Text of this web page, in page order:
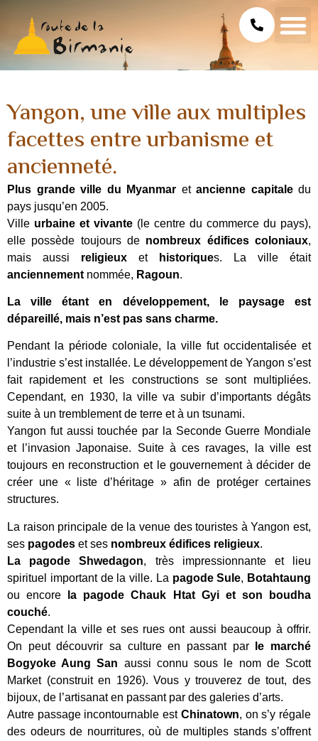
Yangon, une ville aux multiples
facettes entre urbanisme et
ancienneté.
Plus grande ville du Myanmar et ancienne capitaledu
pays jusqu’en 2005.
Ville urbaine et vivante (le centre du commerce du pays),
elle possède toujours de nombreux édifices coloniaux,
mais aussi religieux et historiques. La ville était
anciennement nommée, Ragoun.
La ville étant en développement, le paysage est
dépareillé, mais n’est pas sans charme.
Pendant la période coloniale, la ville fut occidentalisée et
l’industrie s’est installée. Le développement de Yangon s’est
fait rapidement et les constructions se sont multipliées.
Cependant, en 1930, la ville va subir d’importants dégâts
suite à un tremblement de terre et à un tsunami.
Yangon fut aussi touchée par la Seconde Guerre Mondiale
et l’invasion Japonaise. Suite à ces ravages, la ville est
toujours en reconstruction et le gouvernement à décider de
créer une « liste d’héritage » afin de protéger certaines
structures.
La raison principale de la venue des touristes à Yangon est,
ses pagodes et ses nombreux édifices religieux.
La pagode Shwedagon, très impressionnante et lieu
spirituel important de la ville. La pagode Sule, Botahtaung
ou encore
la pagode Chauk Htat Gyi et son boudha
couché.
Cependant la ville et ses rues ont aussi beaucoup à offrir.
On peut découvrir sa culture en passant par
le marché
Bogyoke Aung San aussi connu sous le nom de Scott
Market (construit en 1926). Vous y trouverez de tout, des
bijoux, de l’artisanat en passant par des galeries d’arts.
Autre passage incontournable est Chinatown, on s’y régale
des odeurs de nourritures, où de multiples stands s’offrent